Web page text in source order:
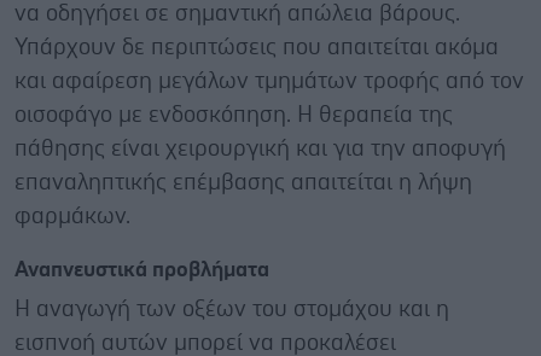
να οδηγήσει σε σημαντική απώλεια βάρους.
Υπάρχουν δε περιπτώσεις που απαιτείται ακόμα
και αφαίρεση μεγάλων τμημάτων τροφής από τον
οισοφάγο με ενδοσκόπηση. Η θεραπεία της
πάθησης είναι χειρουργική και για την αποφυγή
επαναληπτικής επέμβασης απαιτείται η λήψη
φαρμάκων.
Αναπνευστικά προβλήματα
Η αναγωγή των οξέων του στομάχου και η
εισπνοή αυτών μπορεί να προκαλέσει